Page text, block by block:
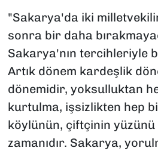
"Sakarya'da iki
sonra bir daha
Sakarya'nın tercihleriyle
Artık dönem kardeşlik
dönemidir, yoksulluktan
kurtulma, işsizlikten hep
köylünün, çiftçinin
zamanıdır. Sakarya,